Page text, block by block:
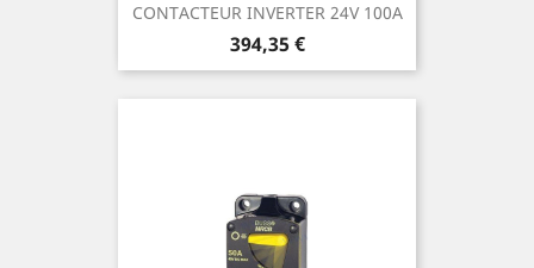
CONTACTEUR INVERTER 24V 100A
Prix
394,35 €